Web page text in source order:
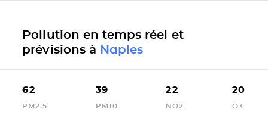
Pollution en temps réel et
prévisions à Naples
62
PM2.5
39
PM10
22
NO2
20
O3